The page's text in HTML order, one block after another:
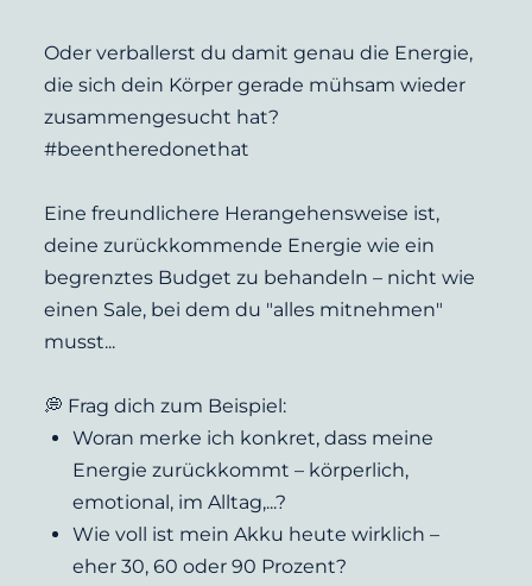
Oder verballerst du damit genau die Energie,
die sich dein Körper gerade mühsam wieder
zusammengesucht hat?
#beentheredonethat
Eine freundlichere Herangehensweise ist,
deine zurückkommende Energie wie ein
begrenztes Budget zu behandeln – nicht wie
einen Sale, bei dem du "alles mitnehmen"
musst...
💭 Frag dich zum Beispiel:
Woran merke ich konkret, dass meine
Energie zurückkommt – körperlich,
emotional, im Alltag,...?
Wie voll ist mein Akku heute wirklich –
eher 30, 60 oder 90 Prozent?